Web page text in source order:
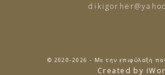
© 2020-2026 - Με την επιφύλαξη
Created by